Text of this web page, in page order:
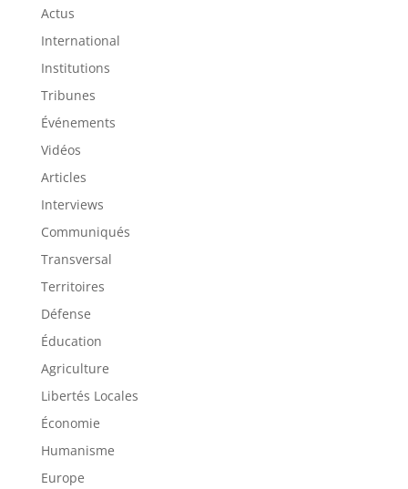
Actus
International
Institutions
Tribunes
Événements
Vidéos
Articles
Interviews
Communiqués
Transversal
Territoires
Défense
Éducation
Agriculture
Libertés Locales
Économie
Humanisme
Europe